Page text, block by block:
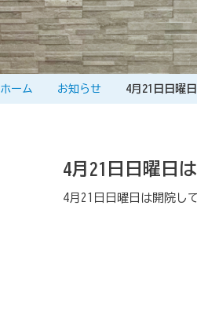
ホーム お知らせ 4月21日日曜
4月21日日曜日
4月21日日曜日は開院し